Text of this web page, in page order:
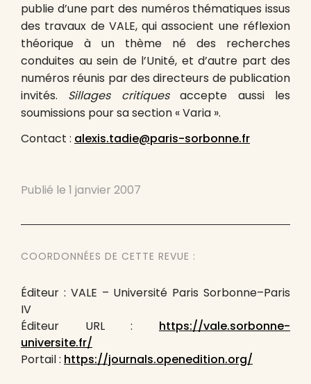
publie d’une part des numéros thématiques issus
des travaux de VALE, qui associent une réflexion
théorique à un thème né des recherches
conduites au sein de l’Unité, et d’autre part des
numéros réunis par des directeurs de publication
invités. Sillages critiquesaccepte aussi les
soumissions pour sa section « Varia ».
Contact : alexis.tadie@paris-sorbonne.fr
Publié le 1 janvier 2007
COORDONNÉES DE CETTE REVUE :
Éditeur : VALE – Université Paris Sorbonne–Paris
IV
Éditeur URL : https://vale.sorbonne-
universite.fr/
Portail : https://journals.openedition.org/